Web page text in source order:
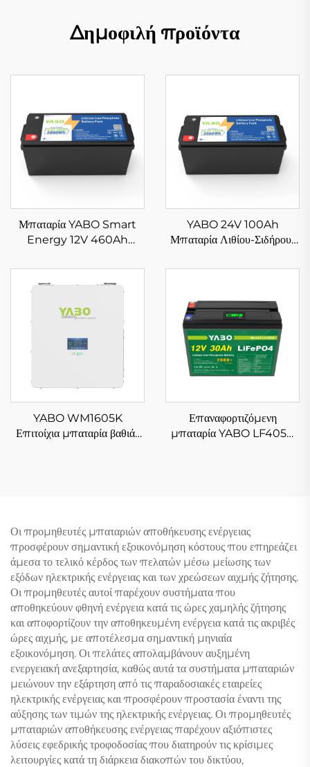
Δημοφιλή προϊόντα
Μπαταρία YABO Smart
Energy 12V 460Ah
μπαταρία λιθίου σιδήρου
φωσφορικού άλατος για
ενέργειας σε τοίχο και
YABO 24V 100Ah
Μπαταρία Λιθίου-Σιδήρου-
Ποιότητας Συσσωρευτής
Αποθήκευσης Ηλιακής
Ενέργειας, Γκολφ-Κάρ
YABO WM1605K
Επιτοίχια μπαταρία βαθιάς
Επαναφορτιζόμενη
μπαταρία YABO LF4050
Οι προμηθευτές μπαταριών αποθήκευσης ενέργειας
προσφέρουν σημαντική εξοικονόμηση κόστους που επηρεάζει
άμεσα το τελικό κέρδος των πελατών μέσω μείωσης των
εξόδων ηλεκτρικής ενέργειας και των χρεώσεων αιχμής ζήτησης.
Οι προμηθευτές αυτοί παρέχουν συστήματα που
αποθηκεύουν φθηνή ενέργεια κατά τις ώρες χαμηλής ζήτησης
και αποφορτίζουν την αποθηκευμένη ενέργεια κατά τις ακριβές
ώρες αιχμής, με αποτέλεσμα σημαντική μηνιαία
εξοικονόμηση. Οι πελάτες απολαμβάνουν αυξημένη
ενεργειακή ανεξαρτησία, καθώς αυτά τα συστήματα μπαταριών
μειώνουν την εξάρτηση από τις παραδοσιακές εταιρείες
ηλεκτρικής ενέργειας και προσφέρουν προστασία έναντι της
αύξησης των τιμών της ηλεκτρικής ενέργειας. Οι προμηθευτές
μπαταριών αποθήκευσης ενέργειας παρέχουν αξιόπιστες
λύσεις εφεδρικής τροφοδοσίας που διατηρούν τις κρίσιμες
λειτουργίες κατά τη διάρκεια διακοπών του δικτύου,